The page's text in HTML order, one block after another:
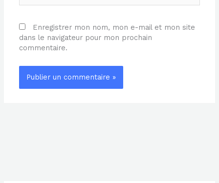
Enregistrer mon nom, mon e-mail et mon site
dans le navigateur pour mon prochain
commentaire.